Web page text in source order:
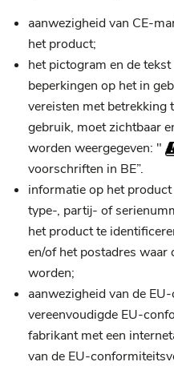
aanwezigheid van CE-
het product;
het pictogram en de
beperkingen op het in
vereisten met betrekking
gebruik, moet zichtbaar
worden weergegeven: "
voorschriften in BE”.
informatie op het
type-, partij- of
het product te
en/of het postadres waar
worden;
aanwezigheid van de
vereenvoudigde EU-
fabrikant met een
van de EU-